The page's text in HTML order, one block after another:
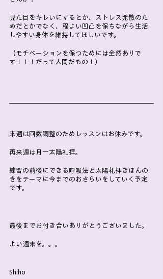
見た目をキレいにするとか、ストレス発散のた
めだとかでなく、程よい凹凸を保ちながら生活
しやすい身体を維持してほしいです。
（モチベーションを保つためには全然ありで
す！！！だって人間だもの！）
来週は回数調整のためレッスンはお休みです。
再来週は月一太陽礼拝。
練習の前後にできる呼吸法と太陽礼拝きほんの
きをテーマに今までのおさらいをしていく予定
です。
最後までお付き合いありがとうございました。
よい週末を。。。
Shiho